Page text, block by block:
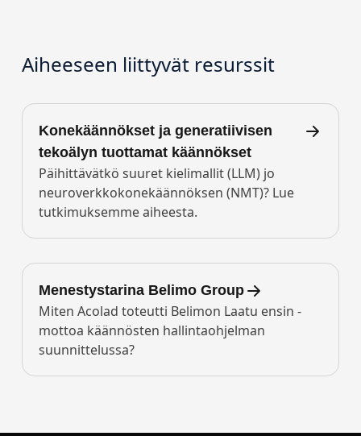
Aiheeseen liittyvät resurssit
Konekäännökset ja generatiivisen
tekoälyn tuottamat käännökset
Päihittävätkö suuret kielimallit (LLM) jo
neuroverkkokonekäännöksen (NMT)? Lue
tutkimuksemme aiheesta.
Menestystarina Belimo Group
Miten Acolad toteutti Belimon Laatu ensin -
mottoa käännösten hallintaohjelman
suunnittelussa?